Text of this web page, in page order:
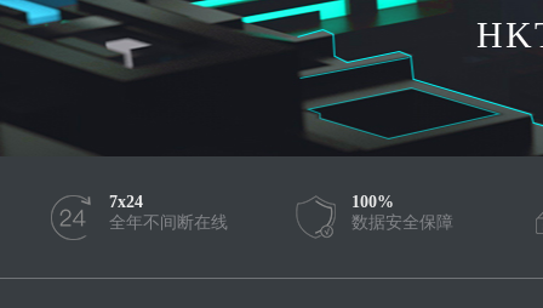
7x24
全年不间断在线
100%
数据安全保障